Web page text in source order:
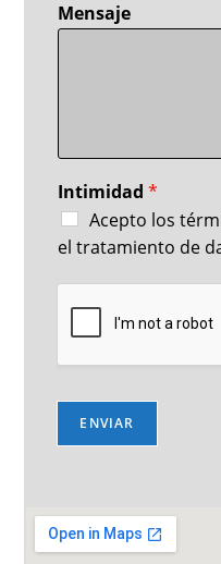
T
n
P
r
v
a
Mensaje
Intimidad*
Acepto los
el tratamiento de
ENVIAR